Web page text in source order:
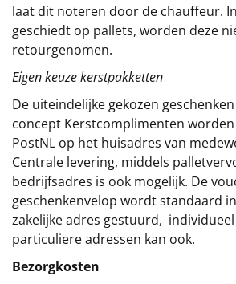
laat dit noteren door de chauffeur.
geschiedt op pallets, worden deze
retourgenomen.
Eigen keuze kerstpakketten
De uiteindelijke gekozen
concept Kerstcomplimenten
PostNL op het huisadres van
Centrale levering, middels
bedrijfsadres is ook mogelijk. De
geschenkenvelop wordt standaard
zakelijke adres gestuurd,
particuliere adressen kan ook.
Bezorgkosten